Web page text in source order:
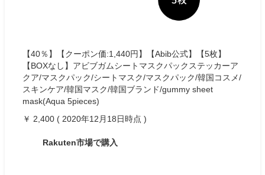
【40％】【クーポン価:1,440円】【Abib公式】【5枚】
【BOXなし】アビブガムシートマスクパックステッカーア
クア/マスクパック/シートマスク/マスクパック/韓国コスメ/
スキンケア/韓国マスク/韓国ブランド/gummy sheet
mask(Aqua 5pieces)
￥ 2,400 ( 2020年12月18日時点 )
Rakuten市場で購入